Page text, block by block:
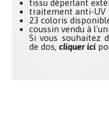
tissu déperlant
traitement anti-UV
23 coloris
coussin vendu à
Si vous souhaitez
de dos, cliquer ici